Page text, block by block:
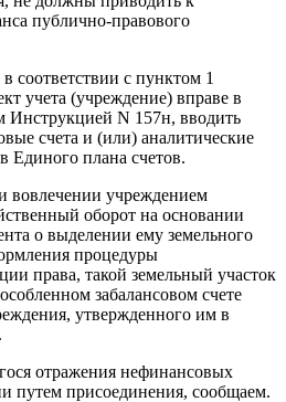
публично-правового
соответствии с пунктом 1
учета (учреждение) вправе в
Инструкцией N 157н, вводить
счета и (или) аналитические
Единого плана счетов.
вовлечении учреждением
оборот на основании
о выделении ему земельного
процедуры
права, такой земельный участок
забалансовом счете
утвержденного им в
отражения нефинансовых
путем присоединения, сообщаем.